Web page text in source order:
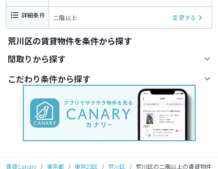
詳細条件 二階以上 変更する
荒川区の賃貸物件を条件から探す
間取りから探す
こだわり条件から探す
賃貸Canary / 東京都 / 東京23区 / 荒川区 / 荒川区の二階以上の賃貸物件